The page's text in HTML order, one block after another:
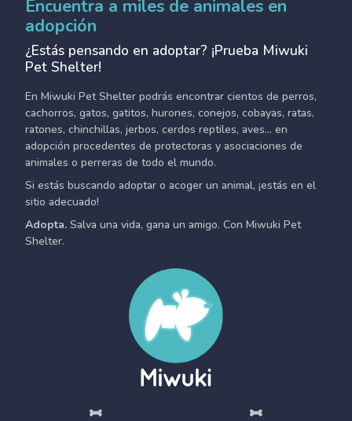
Encuentra a miles de animales en
adopción
¿Estás pensando en adoptar? ¡Prueba Miwuki
Pet Shelter!
En Miwuki Pet Shelter podrás encontrar cientos de perros,
cachorros, gatos, gatitos, hurones, conejos, cobayas, ratas,
ratones, chinchillas, jerbos, cerdos reptiles, aves... en
adopción procedentes de protectoras y asociaciones de
animales o perreras de todo el mundo.
Si estás buscando adoptar o acoger un animal, ¡estás en el
sitio adecuado!
Adopta. Salva una vida, gana un amigo. Con Miwuki Pet
Shelter.